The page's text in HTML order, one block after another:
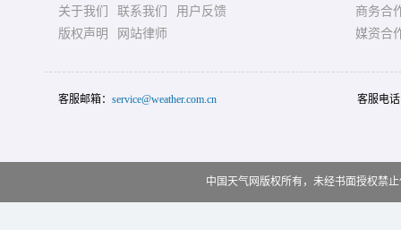
关于我们 联系我们
用户反馈
版权声明
网站律师
商务合
媒资合
客服邮箱： service@weather.com.cn 客服电
中国天气网版权所有，未经书面授权